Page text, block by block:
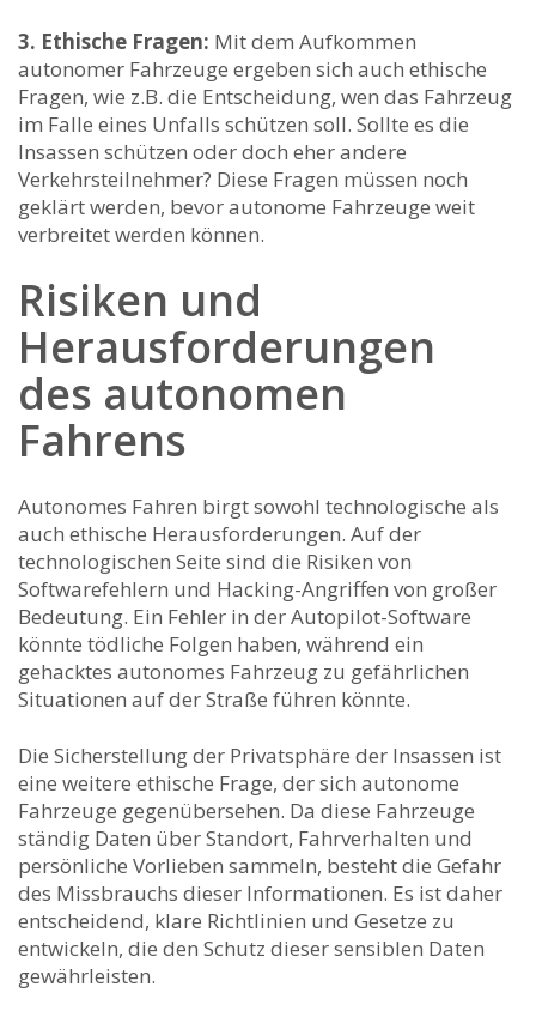
3. Ethische Fragen: Mit dem Aufkommen
autonomer Fahrzeuge ergeben sich auch ethische
Fragen, wie z.B. die Entscheidung, wen das Fahrzeug
im Falle eines Unfalls schützen soll. Sollte es ‍die
Insassen schützen oder doch eher andere
Verkehrsteilnehmer? Diese ‍Fragen müssen noch⁣
geklärt werden, bevor autonome Fahrzeuge weit
verbreitet werden können.
Risiken und
Herausforderungen
⁣des autonomen
Fahrens
Autonomes Fahren birgt sowohl technologische als
auch ethische Herausforderungen. ‌Auf der⁣
technologischen Seite sind die Risiken von
Softwarefehlern und ⁢Hacking-Angriffen ‌von großer
Bedeutung. Ein Fehler ⁤in‌ der⁤ Autopilot-Software
könnte tödliche Folgen haben, während ein
gehacktes autonomes Fahrzeug zu gefährlichen
Situationen auf der ​Straße führen könnte.
Die Sicherstellung der Privatsphäre der Insassen ist‌
eine ​weitere ethische ⁣Frage, der sich autonome
Fahrzeuge gegenübersehen. Da diese Fahrzeuge
ständig Daten über Standort, Fahrverhalten und
persönliche Vorlieben sammeln, besteht die Gefahr
des Missbrauchs dieser⁣ Informationen. Es ist ​daher
entscheidend, klare Richtlinien⁢ und Gesetze zu
entwickeln, die ​den Schutz⁣ dieser sensiblen Daten
gewährleisten.